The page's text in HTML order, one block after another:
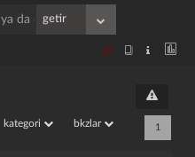
kategori bkzlar 1